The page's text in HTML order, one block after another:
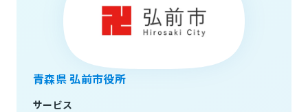
青森県 弘前市役所
サービス